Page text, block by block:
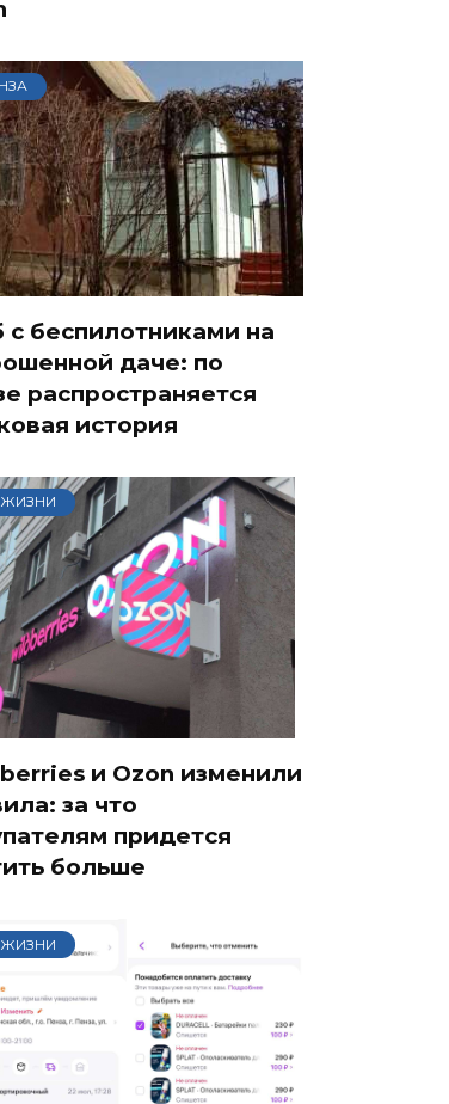
с беспилотниками на
даче: по
распространяется
история
ЖИЗНИ
и Ozon изменили
за что
придется
больше
ЖИЗНИ